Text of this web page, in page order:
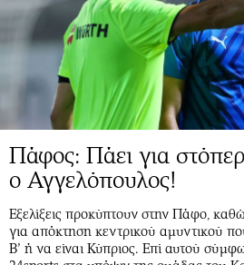
Πάφος: Πάει για
ο Αγγελόπουλος!
Εξελίξεις προκύπτουν στην Πάφο,
για απόκτηση κεντρικού αμυντικού
Β’ ή να είναι Κύπριος. Επί αυτού